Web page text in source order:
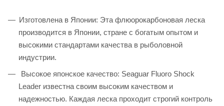
Изготовлена в Японии: Эта флюорокарбоновая леска
производится в Японии, стране с богатым опытом и
высокими стандартами качества в рыболовной
индустрии.
Высокое японское качество: Seaguar Fluoro Shock
Leader известна своим высоким качеством и
надежностью. Каждая леска проходит строгий контроль